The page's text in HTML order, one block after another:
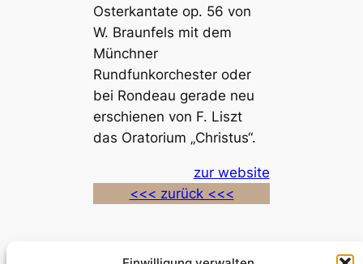
Osterkantate op. 56 von
W. Braunfels mit dem
Münchner
Rundfunkorchester oder
bei Rondeau gerade neu
erschienen von F. Liszt
das Oratorium „Christus“.
zur website
<<< zurück <<<